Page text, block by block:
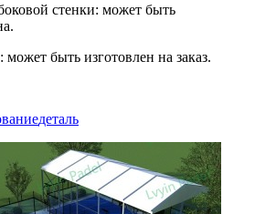
стенки: может быть
может быть изготовлен на заказ.
деталь